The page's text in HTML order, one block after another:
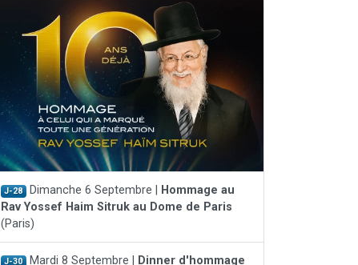
J-28 Dimanche 6 Septembre |
Hommage au
Rav Yossef Haim Sitruk au Dome de Paris
(Paris)
J-30 Mardi 8 Septembre |
Dinner d'hommage